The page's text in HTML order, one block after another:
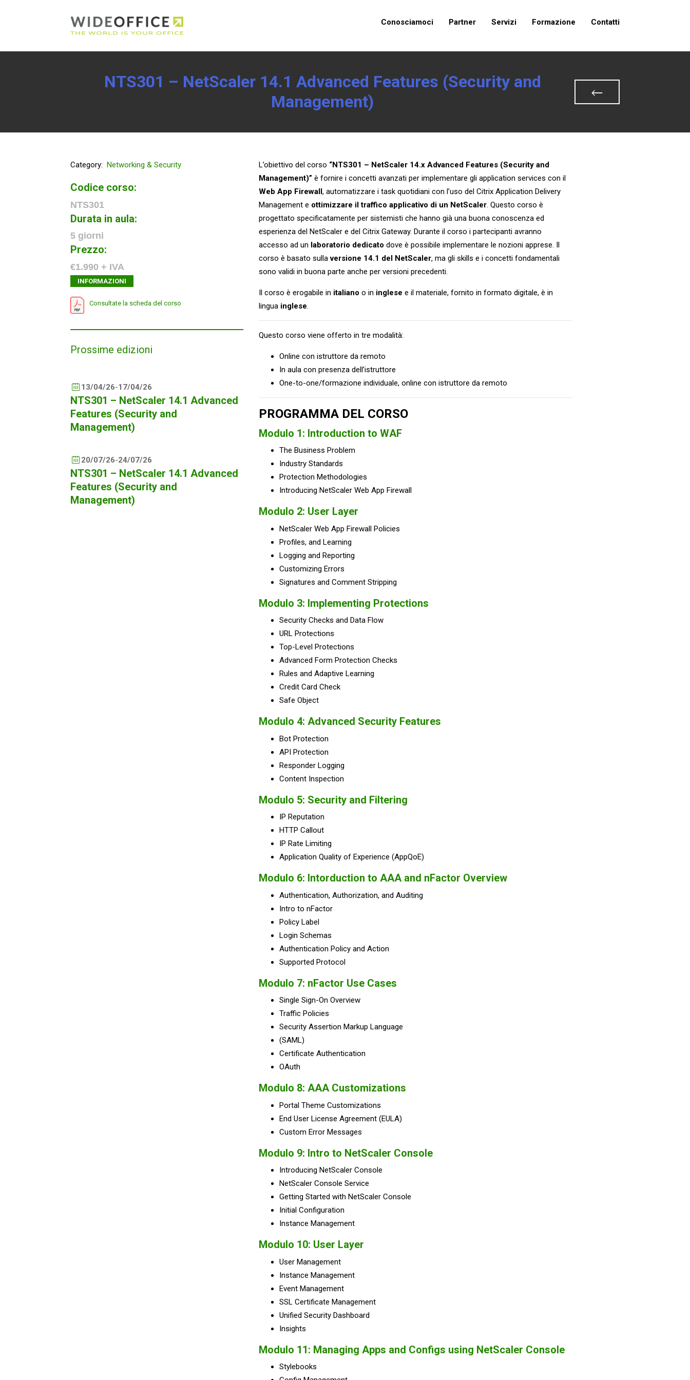
Conosciamoci Partner Servizi Formazione Contatti
NTS301 – NetScaler 14.1 Advanced Features (Security and
Management)
Category: Networking & Security
Codice corso:
NTS301
Durata in aula:
5 giorni
Prezzo:
€1.990 + IVA
INFORMAZIONI
Consultate la scheda del corso
Prossime edizioni
13/04/26-17/04/26
NTS301 – NetScaler 14.1 Advanced
Features (Security and
Management)
20/07/26-24/07/26
NTS301 – NetScaler 14.1 Advanced
Features (Security and
Management)
L’obiettivo del corso “NTS301 – NetScaler 14.x Advanced Features (Security and
Management)” è fornire i concetti avanzati per implementare gli application services con il
Web App Firewall, automatizzare i task quotidiani con l’uso del Citrix Application Delivery
Management e ottimizzare il traffico applicativo di un NetScaler. Questo corso è
progettato specificatamente per sistemisti che hanno già una buona conoscenza ed
esperienza del NetScaler e del Citrix Gateway. Durante il corso i partecipanti avranno
accesso ad un laboratorio dedicato dove è possibile implementare le nozioni apprese. Il
corso è basato sullaversione 14.1 del NetScaler, ma gli skills e i concetti fondamentali
sono validi in buona parte anche per versioni precedenti.
Il corso è erogabile in italiano o in inglese e il materiale, fornito in formato digitale, è in
lingua inglese.
Questo corso viene offerto in tre modalità:
Online con istruttore da remoto
In aula con presenza dell’istruttore
One-to-one/formazione individuale, online con istruttore da remoto
PROGRAMMA DEL CORSO
Modulo 1: Introduction to WAF
The Business Problem
Industry Standards
Protection Methodologies
Introducing NetScaler Web App Firewall
Modulo 2: User Layer
NetScaler Web App Firewall Policies
Profiles, and Learning
Logging and Reporting
Customizing Errors
Signatures and Comment Stripping
Modulo 3: Implementing Protections
Security Checks and Data Flow
URL Protections
Top-Level Protections
Advanced Form Protection Checks
Rules and Adaptive Learning
Credit Card Check
Safe Object
Modulo 4: Advanced Security Features
Bot Protection
API Protection
Responder Logging
Content Inspection
Modulo 5: Security and Filtering
IP Reputation
HTTP Callout
IP Rate Limiting
Application Quality of Experience (AppQoE)
Modulo 6: Intorduction to AAA and nFactor Overview
Authentication, Authorization, and Auditing
Intro to nFactor
Policy Label
Login Schemas
Authentication Policy and Action
Supported Protocol
Modulo 7: nFactor Use Cases
Single Sign-On Overview
Traffic Policies
Security Assertion Markup Language
(SAML)
Certificate Authentication
OAuth
Modulo 8: AAA Customizations
Portal Theme Customizations
End User License Agreement (EULA)
Custom Error Messages
Modulo 9: Intro to NetScaler Console
Introducing NetScaler Console
NetScaler Console Service
Getting Started with NetScaler Console
Initial Configuration
Instance Management
Modulo 10: User Layer
User Management
Instance Management
Event Management
SSL Certificate Management
Unified Security Dashboard
Insights
Modulo 11: Managing Apps and Configs using NetScaler Console
Stylebooks